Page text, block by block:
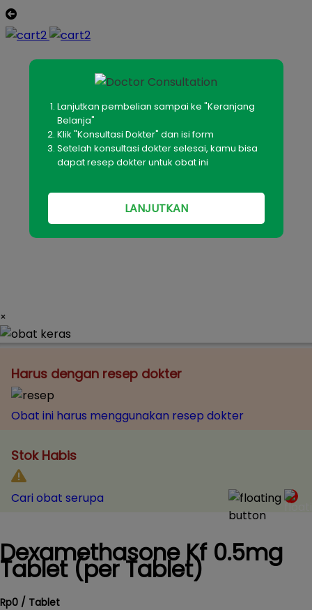
Lanjutkan pembelian sampai ke "Keranjang
Belanja"
Klik "Konsultasi Dokter" dan isi form
Setelah konsultasi dokter selesai, kamu bisa
dapat resep dokter untuk obat ini
LANJUTKAN
×
Harus dengan resep dokter
Obat ini harus menggunakan resep dokter
Stok Habis
Cari obat serupa
Dexamethasone Kf 0.5mg
Tablet (per Tablet)
Rp0 / Tablet